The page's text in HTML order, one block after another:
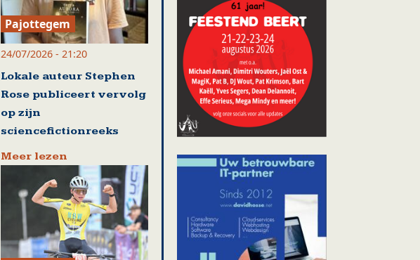
Pajottegem
24/07/2026 - 21:20
Lokale auteur Stephen
Rose publiceert vervolg
op zijn
sciencefictionreeks
Meer lezen